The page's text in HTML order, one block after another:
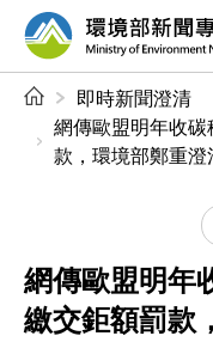
前往中央內容區塊
環境部新
即時新聞澄清
網傳歐盟明年收碳
款，環境部鄭重澄
網傳歐盟明年
繳交鉅額罰款